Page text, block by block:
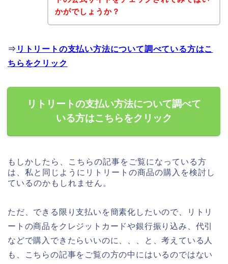
かがでしょうか？
⇒ リトリートの支払い方法について調べている方はこ
ちらをクリック
リトリートの支払い方法について調べて
いる方はこちらをクリック
もしかしたら、こちらの記事をご覧になっている方
は、私と同じようにリトリートの商品の購入を検討し
ているのかもしれません。
ただ、できる限り支払いを簡素化したいので、リトリ
ートの商品をクレジットカードや銀行振り込み、代引
などで購入できたらいいのに、、、と、考えている人
も、こちらの記事をご覧の方の中にはいるのではない